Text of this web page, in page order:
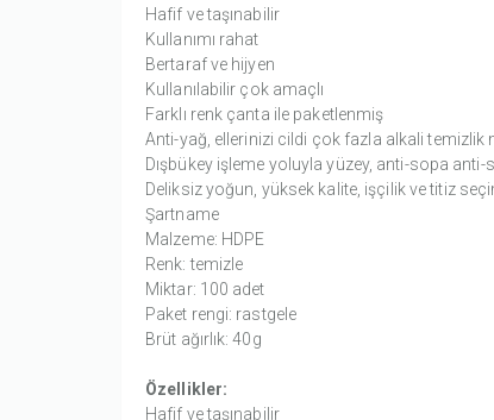
Hafif ve taşınabilir
Kullanımı rahat
Bertaraf ve hijyen
Kullanılabilir çok amaçlı
Farklı renk çanta ile paketlenmiş
Anti-yağ, ellerinizi cildi çok fazla alkali temizlik
Dışbükey işleme yoluyla yüzey, anti-sopa anti-
Deliksiz yoğun, yüksek kalite, işçilik ve titiz
Şartname
Malzeme: HDPE
Renk: temizle
Miktar: 100 adet
Paket rengi: rastgele
Brüt ağırlık: 40g
Özellikler:
Hafif ve taşınabilir